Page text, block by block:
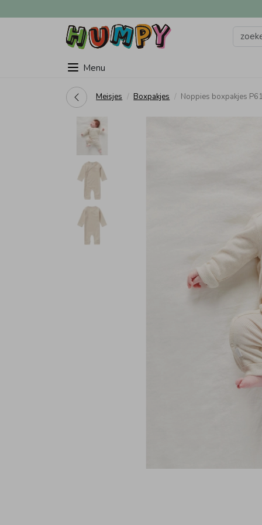
Menu
Meisjes Boxpakjes Noppies boxpakjes